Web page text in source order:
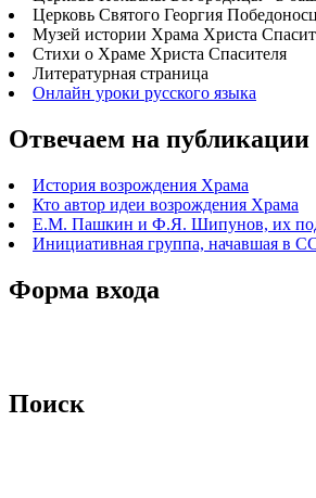
Церковь Святого Георгия
Музей истории Храма Христа
Стихи о Храме Христа Спасителя
Литературная страница
Онлайн уроки русского языка
Отвечаем на публикации
История возрождения Храма
Кто автор идеи возрождения Храма
Е.М. Пашкин и Ф.Я. Шипунов, их
Инициативная группа, начавшая в
Форма входа
Поиск